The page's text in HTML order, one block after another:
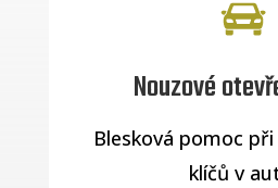
Nouzové
Blesková pomoc
klíčů v